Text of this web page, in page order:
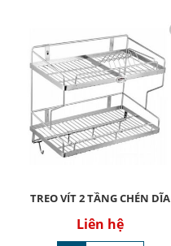
TREO VÍT 2 TẦNG CHÉN DĨA
Liên hệ